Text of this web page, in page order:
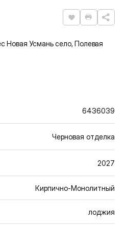
Нравится
Новая Усмань село, Полевая
6436039
Черновая отделка
2027
Кирпично-Монолитный
лоджия